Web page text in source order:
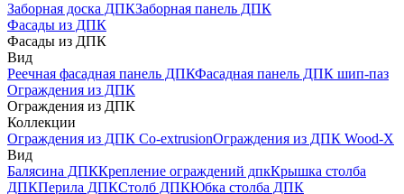
Заборная доска ДПКЗаборная панель ДПК
Фасады из ДПК
Фасады из ДПК
Вид
Реечная фасадная панель ДПКФасадная панель ДПК шип-паз
Ограждения из ДПК
Ограждения из ДПК
Коллекции
Ограждения из ДПК Co-extrusionОграждения из ДПК Wood-X
Вид
Балясина ДПККрепление ограждений дпкКрышка столба
ДПКПерила ДПКСтолб ДПКЮбка столба ДПК